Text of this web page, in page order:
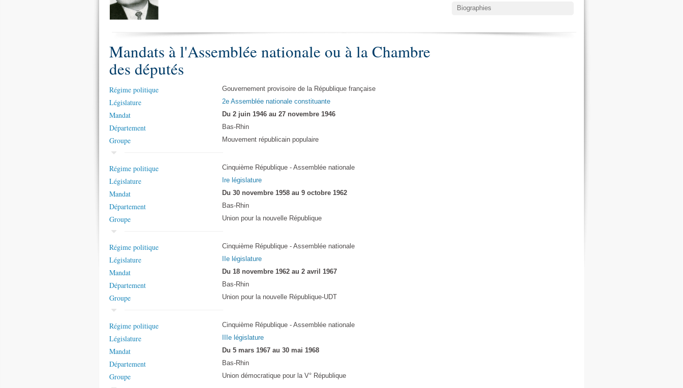
Biographies
Mandats à l'Assemblée nationale ou à la Chambre
des députés
Régime politique Gouvernement provisoire de la République française
Législature 2e Assemblée nationale constituante
Mandat Du 2 juin 1946 au 27 novembre 1946
Département Bas-Rhin
Groupe Mouvement républicain populaire
Régime politique Cinquième République - Assemblée nationale
Législature Ire législature
Mandat Du 30 novembre 1958 au 9 octobre 1962
Département Bas-Rhin
Groupe Union pour la nouvelle République
Régime politique Cinquième République - Assemblée nationale
Législature IIe législature
Mandat Du 18 novembre 1962 au 2 avril 1967
Département Bas-Rhin
Groupe Union pour la nouvelle République-UDT
Régime politique Cinquième République - Assemblée nationale
Législature IIIe législature
Mandat Du 5 mars 1967 au 30 mai 1968
Département Bas-Rhin
Groupe Union démocratique pour la V° République